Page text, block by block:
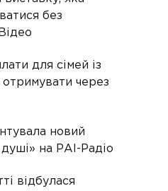
без
для сімей із
через
новий
на РАІ-Радіо
відбулася